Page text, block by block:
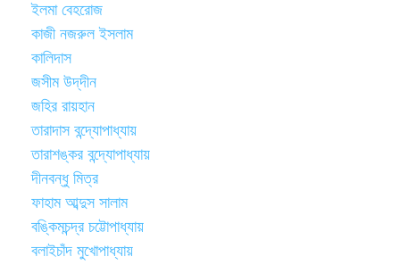
ইলমা বেহরোজ
কাজী নজরুল ইসলাম
কালিদাস
জসীম উদ্‌দীন
জহির রায়হান
তারাদাস বন্দ্যোপাধ্যায়
তারাশঙ্কর বন্দ্যোপাধ্যায়
দীনবন্ধু মিত্র
ফাহাম আব্দুস সালাম
বঙ্কিমচন্দ্র চট্টোপাধ্যায়
বলাইচাঁদ মুখোপাধ্যায়